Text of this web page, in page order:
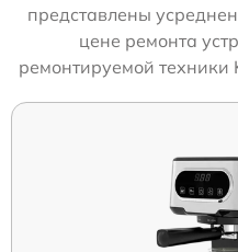
представлены
цене ремонта
ремонтируемой техники